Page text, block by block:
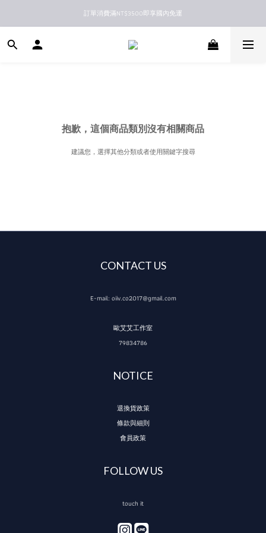
新馬港澳順豐到付配送
訂單消費滿NT$3500即享國內免運
新馬港澳順豐到付配送
抱歉，這個商品類別沒有相關商品
建議您，選擇其他分類或者使用關鍵字搜尋
CONTACT US
E-mail: oiiv.co2017@gmail.com
歐艾艾工作室
79834786
NOTICE
退換貨政策
條款與細則
會員政策
FOLLOW US
touch it